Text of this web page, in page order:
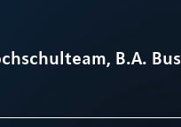
B.A.